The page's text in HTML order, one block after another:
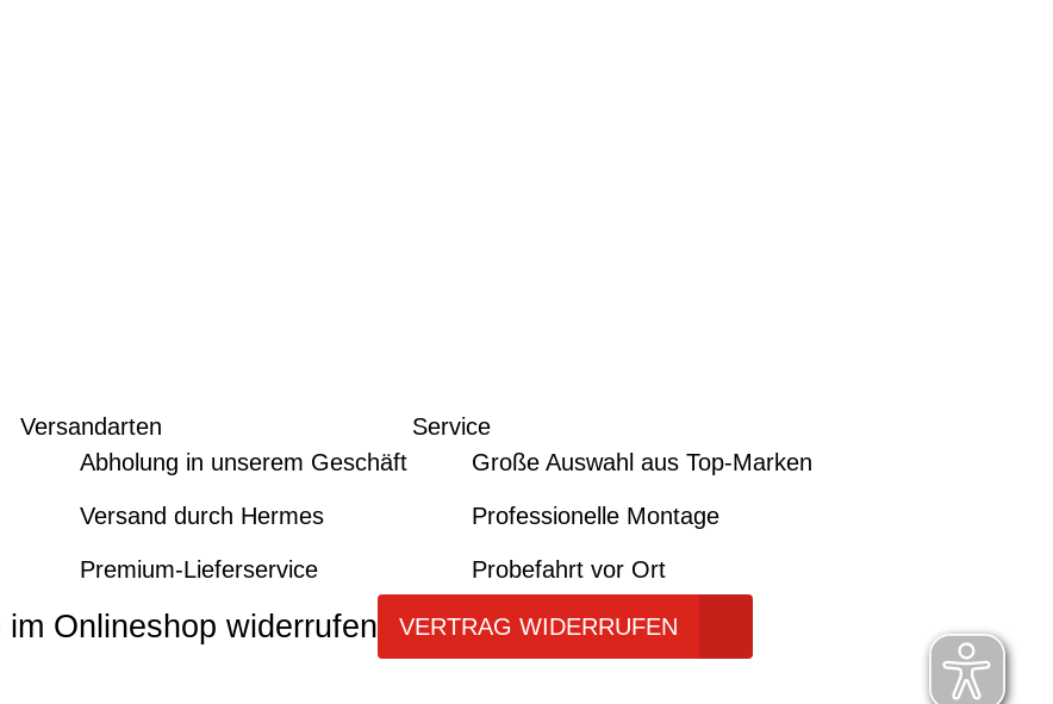
Versandarten
Abholung in unserem Geschäft
Versand durch Hermes
Premium-Lieferservice
Service
Große Auswahl aus Top-Marken
Professionelle Montage
Probefahrt vor Ort
Onlineshop widerrufen VERTRAG WIDERRUFEN